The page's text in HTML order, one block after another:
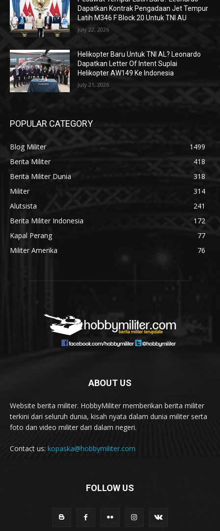
Dapatkan Kontrak Pengadaan Jet Tempur
Latih M346 F Block 20 Untuk TNI AU
July 22, 2026
Helikopter Baru Untuk TNI AL? Leonardo
Dapatkan Letter Of Intent Suplai
Helikopter AW149 Ke Indonesia
July 21, 2026
POPULAR CATEGORY
Blog Militer
1499
Berita Militer
418
Berita Militer Dunia
318
Militer
314
Alutsista
241
Berita Militer Indonesia
172
Kapal Perang
77
Militer Amerika
76
ABOUT US
Website berita militer. HobbyMiliter memberikan berita militer
terkini dari seluruh dunia, kisah nyata dalam dunia militer serta
foto dan video militer dari dalam negeri.
Contact us: kopaska@hobbymiliter.com
FOLLOW US